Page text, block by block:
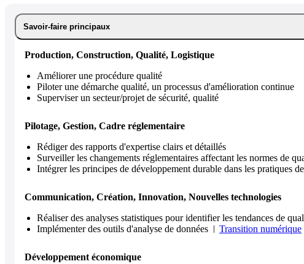
Savoir-faire principaux
Production, Construction, Qualité, Logistique
Améliorer une procédure qualité
Piloter une démarche qualité, un processus d'amélioration continue
Superviser un secteur/projet de sécurité, qualité
Pilotage, Gestion, Cadre réglementaire
Rédiger des rapports d'expertise clairs et détaillés
Surveiller les changements réglementaires affectant les normes de
Intégrer les principes de développement durable dans les pratiques
Communication, Création, Innovation, Nouvelles technologies
Réaliser des analyses statistiques pour identifier les tendances de
Implémenter des outils d'analyse de données
Transition numérique
Développement économique